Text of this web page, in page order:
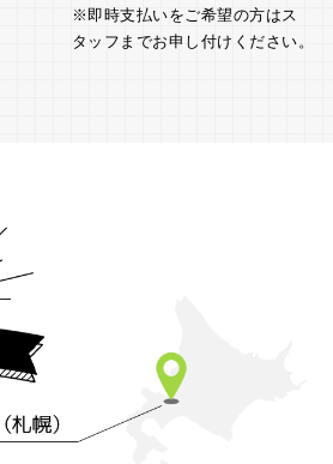
※即時支払いをご希望の方はス
タッフまでお申し付けください。